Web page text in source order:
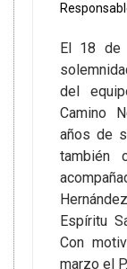
El 18 de
del
Camino
años de
también
Espíritu
Con
marzo el P.